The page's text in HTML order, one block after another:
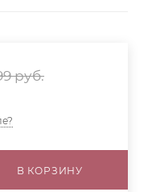
руб.
В КОРЗИНУ